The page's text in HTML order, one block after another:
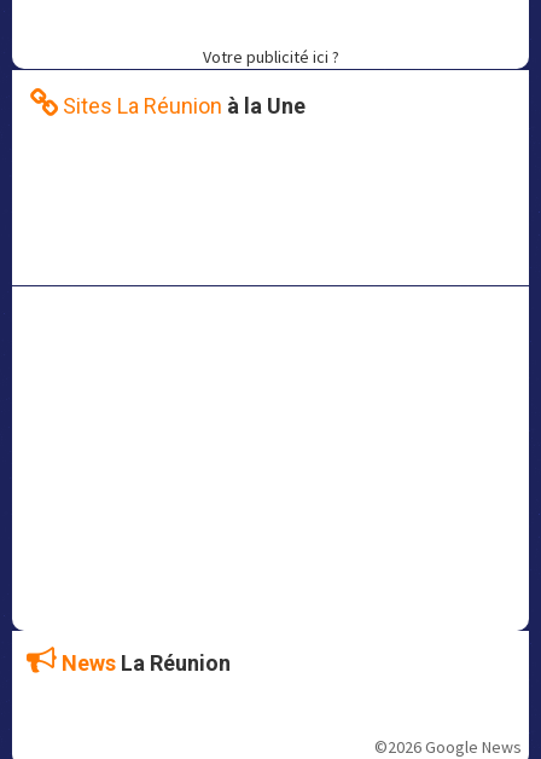
Votre publicité ici ?
Sites La Réunion à la Une
News La Réunion
©2026 Google News